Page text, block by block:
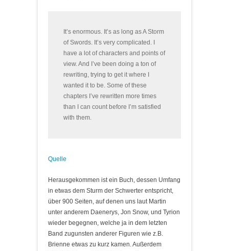
It’s enormous. It’s as long as A Storm
of Swords. It’s very complicated. I
have a lot of characters and points of
view. And I’ve been doing a ton of
rewriting, trying to get it where I
wanted it to be. Some of these
chapters I’ve rewritten more times
than I can count before I’m satisfied
with them.
Quelle
Herausgekommen ist ein Buch, dessen Umfang
in etwas dem Sturm der Schwerter entspricht,
über 900 Seiten, auf denen uns laut Martin
unter anderem Daenerys, Jon Snow, und Tyrion
wieder begegnen, welche ja in dem letzten
Band zugunsten anderer Figuren wie z.B.
Brienne etwas zu kurz kamen. Außerdem